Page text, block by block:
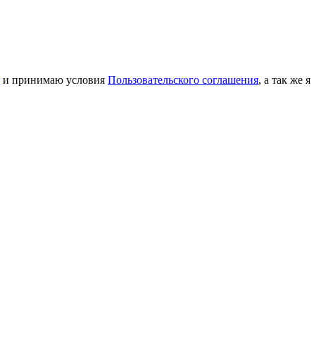
и принимаю условия Пользовательского соглашения, а так же я